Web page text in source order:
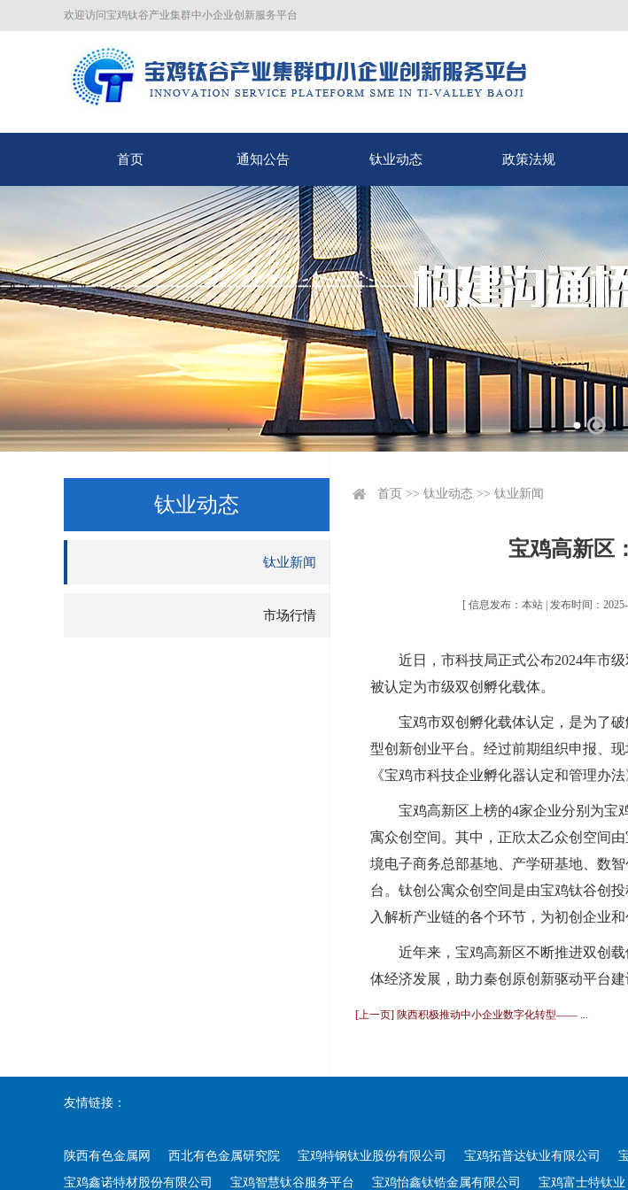
欢迎访问宝鸡钛谷产业集群中小企业创新服务平台
首页 通知公告 钛业动态 政策法规
钛业动态
钛业新闻
市场行情
首页 >> 钛业动态 >> 钛业新闻
宝鸡高新区
[ 信息发布：本站 | 发布时间：
近日，市科技局正式公布2024年市
被认定为市级双创孵化载体。
宝鸡市双创孵化载体认定，是为了
型创新创业平台。经过前期组织申报、
《宝鸡市科技企业孵化器认定和管理办
宝鸡高新区上榜的4家企业分别为宝
寓众创空间。其中，正欣太乙众创空间
境电子商务总部基地、产学研基地、数
台。钛创公寓众创空间是由宝鸡钛谷创
入解析产业链的各个环节，为初创企业
近年来，宝鸡高新区不断推进双创
体经济发展，助力秦创原创新驱动平台
[上一页] 陕西积极推动中小企业数字化转型—— ...
友情链接：
陕西有色金属网 西北有色金属研究院 宝鸡特钢钛业股份有限公司 宝鸡拓普达钛业有限公司
宝鸡鑫诺特材股份有限公司
宝鸡智慧钛谷服务平台 宝鸡怡鑫钛锆金属有限公司 宝鸡富士特钛业